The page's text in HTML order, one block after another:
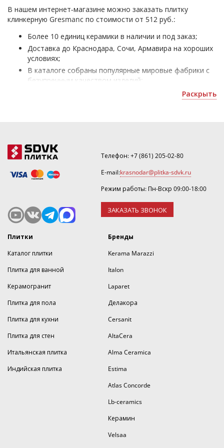
В нашем интернет-магазине можно заказать плитку
клинкерную Gresmanc по стоимости от 512 руб.:
Более 10 единиц керамики в наличии и под заказ;
Доставка до Краснодара, Сочи, Армавира на хороших
условиях;
В каталоге собраны популярные мировые фабрики с
безупречным качеством изделий;
Клинкер Gresmanc - для облицовки жилых и офисных
Раскрыть
Телефон:+7 (861) 205-02-80
E-mail:krasnodar@plitka-sdvk.ru
Режим работы: Пн-Вскр 09:00-18:00
ЗАКАЗАТЬ ЗВОНОК
Плитки
Каталог плитки
Плитка для ванной
Керамогранит
Плитка для пола
Плитка для кухни
Плитка для стен
Итальянская плитка
Индийская плитка
Бренды
Kerama Marazzi
Italon
Laparet
Делакора
Cersanit
AltaCera
Alma Ceramica
Estima
Atlas Concorde
Lb-ceramics
Керамин
Velsaa